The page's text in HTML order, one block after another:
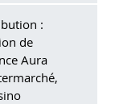
:
de
Aura